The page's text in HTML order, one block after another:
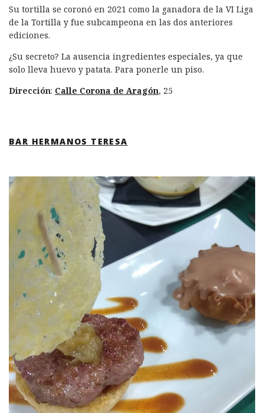
Su tortilla se coronó en 2021 como la ganadora de la VI Liga
de la Tortilla y fue subcampeona en las dos anteriores
ediciones.
¿Su secreto? La ausencia ingredientes especiales, ya que
solo lleva huevo y patata. Para ponerle un piso.
Dirección: Calle Corona de Aragón, 25
BAR HERMANOS TERESA